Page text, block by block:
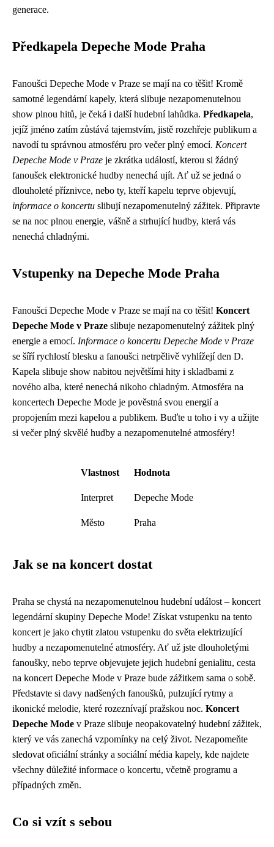
generace.
Předkapela Depeche Mode Praha
Fanoušci Depeche Mode v Praze se mají na co těšit! Kromě
samotné legendární kapely, která slibuje nezapomenutelnou
show plnou hitů, je čeká i další hudební lahůdka. Předkapela,
jejíž jméno zatím zůstává tajemstvím, jistě rozehřeje publikum a
navodí tu správnou atmosféru pro večer plný emocí. Koncert
Depeche Mode v Praze je zkrátka událostí, kterou si žádný
fanoušek elektronické hudby nenechá ujít. Ať už se jedná o
dlouholeté příznivce, nebo ty, kteří kapelu teprve objevují,
informace o koncertu slibují nezapomenutelný zážitek. Připravte
se na noc plnou energie, vášně a strhující hudby, která vás
nenechá chladnými.
Vstupenky na Depeche Mode Praha
Fanoušci Depeche Mode v Praze se mají na co těšit! Koncert
Depeche Mode v Praze slibuje nezapomenutelný zážitek plný
energie a emocí. Informace o koncertu Depeche Mode v Praze
se šíří rychlostí blesku a fanoušci netrpělivě vyhlížejí den D.
Kapela slibuje show nabitou největšími hity i skladbami z
nového alba, které nenechá nikoho chladným. Atmosféra na
koncertech Depeche Mode je pověstná svou energií a
propojením mezi kapelou a publikem. Buďte u toho i vy a užijte
si večer plný skvělé hudby a nezapomenutelné atmosféry!
Vlastnost Hodnota
Interpret Depeche Mode
Město Praha
Jak se na koncert dostat
Praha se chystá na nezapomenutelnou hudební událost – koncert
legendární skupiny Depeche Mode! Získat vstupenku na tento
koncert je jako chytit zlatou vstupenku do světa elektrizující
hudby a nezapomenutelné atmosféry. Ať už jste dlouholetými
fanoušky, nebo teprve objevujete jejich hudební genialitu, cesta
na koncert Depeche Mode v Praze bude zážitkem sama o sobě.
Představte si davy nadšených fanoušků, pulzující rytmy a
ikonické melodie, které rozeznívají pražskou noc. Koncert
Depeche Mode v Praze slibuje neopakovatelný hudební zážitek,
který ve vás zanechá vzpomínky na celý život. Nezapomeňte
sledovat oficiální stránky a sociální média kapely, kde najdete
všechny důležité informace o koncertu, včetně programu a
případných změn.
Co si vzít s sebou